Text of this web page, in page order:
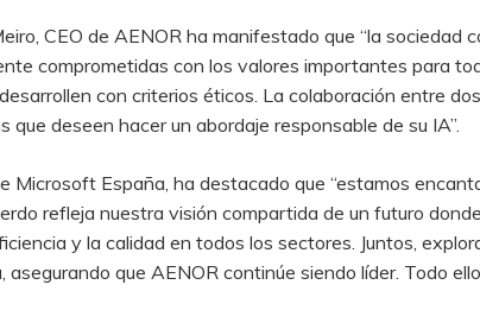
CEO de AENOR ha manifestado que “la sociedad
comprometidas con los valores importantes para
con criterios éticos. La colaboración entre
deseen hacer un abordaje responsable de su IA”.
Microsoft España, ha destacado que “estamos
refleja nuestra visión compartida de un futuro
y la calidad en todos los sectores. Juntos,
que AENOR continúe siendo líder. Todo